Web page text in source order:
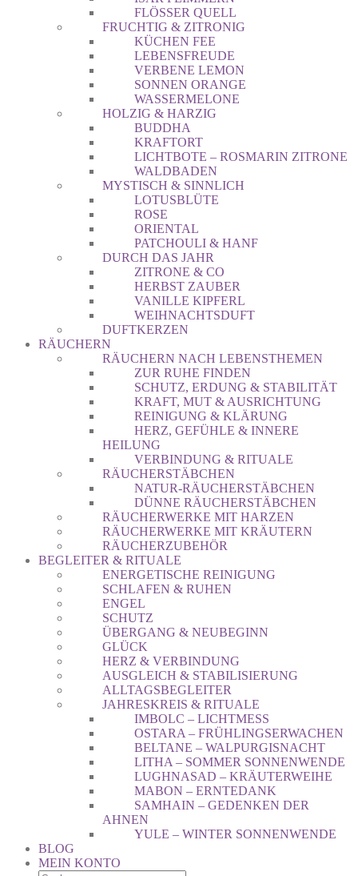
FLÖSSER QUELL
FRUCHTIG & ZITRONIG
KÜCHEN FEE
LEBENSFREUDE
VERBENE LEMON
SONNEN ORANGE
WASSERMELONE
HOLZIG & HARZIG
BUDDHA
KRAFTORT
LICHTBOTE – ROSMARIN ZITRONE
WALDBADEN
MYSTISCH & SINNLICH
LOTUSBLÜTE
ROSE
ORIENTAL
PATCHOULI & HANF
DURCH DAS JAHR
ZITRONE & CO
HERBST ZAUBER
VANILLE KIPFERL
WEIHNACHTSDUFT
DUFTKERZEN
RÄUCHERN
RÄUCHERN NACH LEBENSTHEMEN
ZUR RUHE FINDEN
SCHUTZ, ERDUNG & STABILITÄT
KRAFT, MUT & AUSRICHTUNG
REINIGUNG & KLÄRUNG
HERZ, GEFÜHLE & INNERE
HEILUNG
VERBINDUNG & RITUALE
RÄUCHERSTÄBCHEN
NATUR-RÄUCHERSTÄBCHEN
DÜNNE RÄUCHERSTÄBCHEN
RÄUCHERWERKE MIT HARZEN
RÄUCHERWERKE MIT KRÄUTERN
RÄUCHERZUBEHÖR
BEGLEITER & RITUALE
ENERGETISCHE REINIGUNG
SCHLAFEN & RUHEN
ENGEL
SCHUTZ
ÜBERGANG & NEUBEGINN
GLÜCK
HERZ & VERBINDUNG
AUSGLEICH & STABILISIERUNG
ALLTAGSBEGLEITER
JAHRESKREIS & RITUALE
IMBOLC – LICHTMESS
OSTARA – FRÜHLINGSERWACHEN
BELTANE – WALPURGISNACHT
LITHA – SOMMER SONNENWENDE
LUGHNASAD – KRÄUTERWEIHE
MABON – ERNTEDANK
SAMHAIN – GEDENKEN DER
AHNEN
YULE – WINTER SONNENWENDE
BLOG
MEIN KONTO